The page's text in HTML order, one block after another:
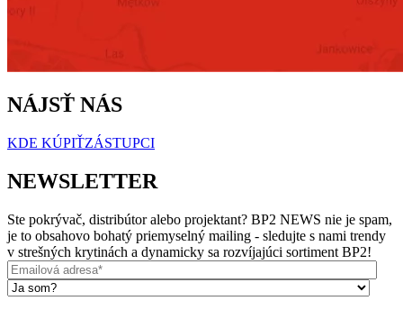
NÁJSŤ NÁS
KDE KÚPIŤZÁSTUPCI
NEWSLETTER
Ste pokrývač, distribútor alebo projektant? BP2 NEWS nie je spam,
je to obsahovo bohatý priemyselný mailing - sledujte s nami trendy
v strešných krytinách a dynamicky sa rozvíjajúci sortiment BP2!